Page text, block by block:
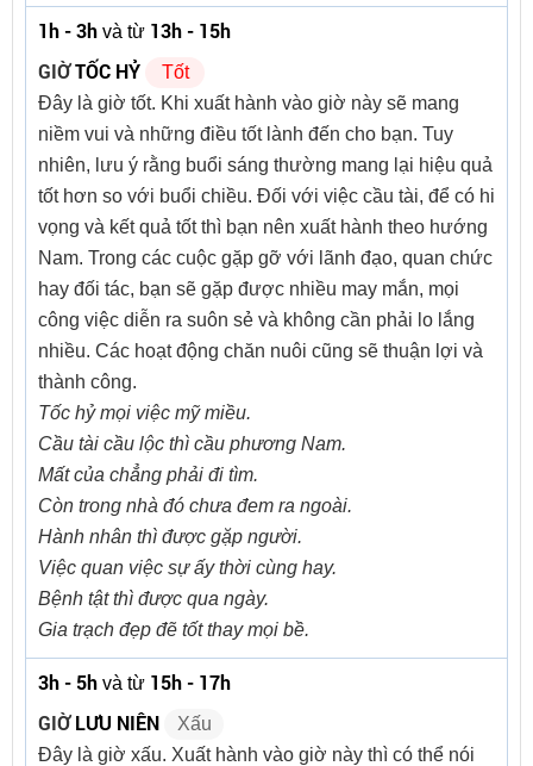
1h - 3h và từ 13h - 15h
GIỜTỐC HỶ
Tốt
Đây là giờ tốt. Khi xuất hành vào giờ này sẽ mang
niềm vui và những điều tốt lành đến cho bạn. Tuy
nhiên, lưu ý rằng buổi sáng thường mang lại hiệu quả
tốt hơn so với buổi chiều. Đối với việc cầu tài, để có hi
vọng và kết quả tốt thì bạn nên xuất hành theo hướng
Nam. Trong các cuộc gặp gỡ với lãnh đạo, quan chức
hay đối tác, bạn sẽ gặp được nhiều may mắn, mọi
công việc diễn ra suôn sẻ và không cần phải lo lắng
nhiều. Các hoạt động chăn nuôi cũng sẽ thuận lợi và
thành công.
Tốc hỷ mọi việc mỹ miều.
Cầu tài cầu lộc thì cầu phương Nam.
Mất của chẳng phải đi tìm.
Còn trong nhà đó chưa đem ra ngoài.
Hành nhân thì được gặp người.
Việc quan việc sự ấy thời cùng hay.
Bệnh tật thì được qua ngày.
Gia trạch đẹp đẽ tốt thay mọi bề.
3h - 5h và từ 15h - 17h
GIỜLƯU NIÊN
Xấu
Đây là giờ xấu. Xuất hành vào giờ này thì có thể nói